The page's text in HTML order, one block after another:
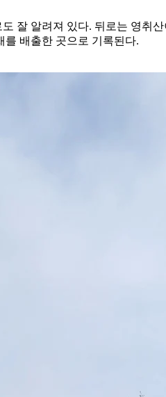
잘 알려져 있다. 뒤로는 영취
를 배출한 곳으로 기록된다.